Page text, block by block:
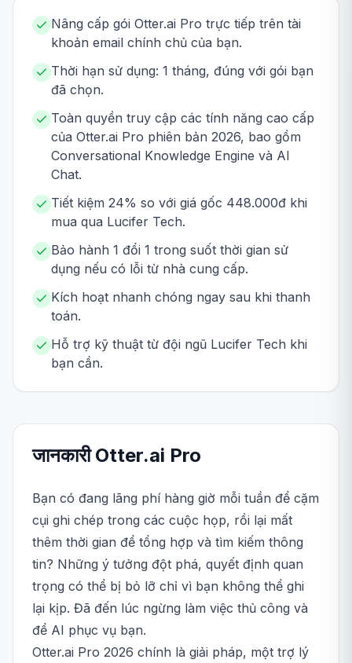
Nâng cấp gói Otter.ai Pro trực tiếp trên tài
khoản email chính chủ của bạn.
Thời hạn sử dụng: 1 tháng, đúng với gói bạn
đã chọn.
Toàn quyền truy cập các tính năng cao cấp
của Otter.ai Pro phiên bản 2026, bao gồm
Conversational Knowledge Engine và AI
Chat.
Tiết kiệm 24% so với giá gốc 448.000đ khi
mua qua Lucifer Tech.
Bảo hành 1 đổi 1 trong suốt thời gian sử
dụng nếu có lỗi từ nhà cung cấp.
Kích hoạt nhanh chóng ngay sau khi thanh
toán.
Hỗ trợ kỹ thuật từ đội ngũ Lucifer Tech khi
bạn cần.
जानकारी Otter.ai Pro
Bạn có đang lãng phí hàng giờ mỗi tuần để cặm
cụi ghi chép trong các cuộc họp, rồi lại mất
thêm thời gian để tổng hợp và tìm kiếm thông
tin? Những ý tưởng đột phá, quyết định quan
trọng có thể bị bỏ lỡ chỉ vì bạn không thể ghi
lại kịp. Đã đến lúc ngừng làm việc thủ công và
để AI phục vụ bạn.
Otter.ai Pro 2026 chính là giải pháp, một trợ lý